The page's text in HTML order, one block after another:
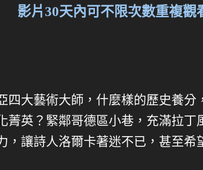
影片30天內可不限次數重複觀
四大藝術大師，什麼樣的歷史養分
菁英？緊鄰哥德區小巷，充滿拉丁
，讓詩人洛爾卡著迷不已，甚至希